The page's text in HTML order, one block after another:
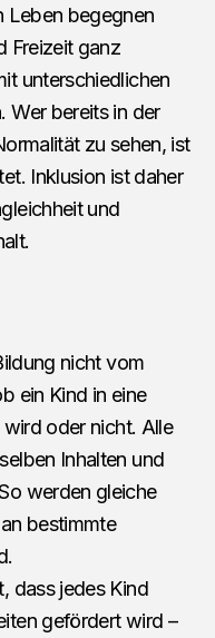
Leben begegnen
Freizeit ganz
unterschiedlichen
Wer bereits in der
zu sehen, ist
Inklusion ist daher
und
nicht vom
ein Kind in eine
oder nicht. Alle
Inhalten und
werden gleiche
bestimmte
dass jedes Kind
gefördert wird –